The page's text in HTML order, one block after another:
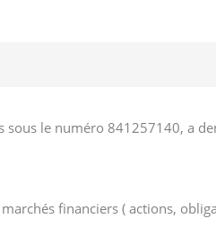
sous le numéro 841257140, a
financiers ( actions,